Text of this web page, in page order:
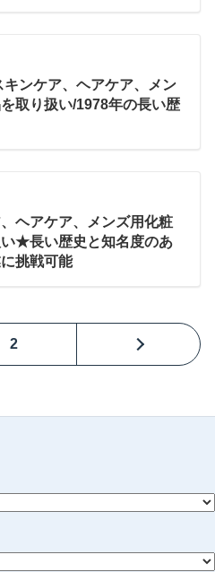
キンケア、ヘアケア、メン
取り扱い/1978年の長い歴
ヘアケア、メンズ用化粧
★長い歴史と知名度のあ
挑戦可能
2